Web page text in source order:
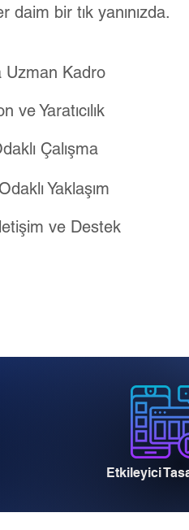
daim bir tık yanınızda.
Uzman Kadro
ve Yaratıcılık
Çalışma
Yaklaşım
ve Destek
Etkileyici